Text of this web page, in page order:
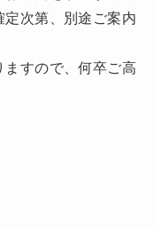
次第、別途ご案内
ますので、何卒ご高